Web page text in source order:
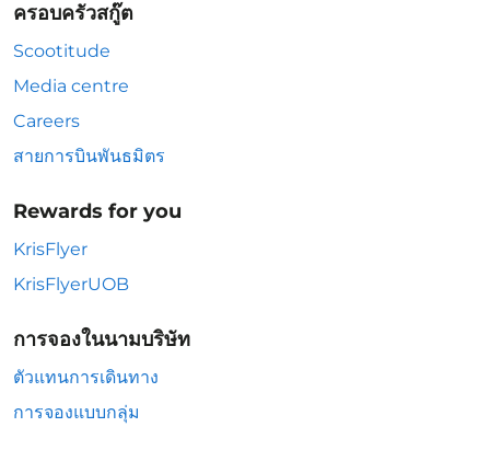
ครอบครัวสกู๊ต
Scootitude
Media centre
Careers
สายการบินพันธมิตร
Rewards for you
KrisFlyer
KrisFlyerUOB
การจองในนามบริษัท
ตัวแทนการเดินทาง
การจองแบบกลุ่ม